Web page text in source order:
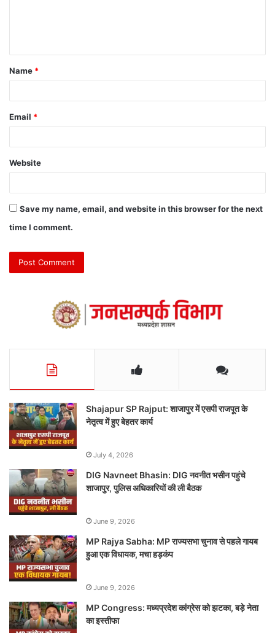
Name *
Email *
Website
Save my name, email, and website in this browser for the next
time I comment.
Shajapur SP Rajput: शाजापुर में एसपी राजपूत के
नेतृत्व में हुए बेहतर कार्य
July 4, 2026
DIG Navneet Bhasin: DIG नवनीत भसीन पहुंचे
शाजापुर, पुलिस अधिकारियों की ली बैठक
June 9, 2026
MP Rajya Sabha: MP राज्यसभा चुनाव से पहले गायब
हुआ एक विधायक, मचा हड़कंप
June 9, 2026
MP Congress: मध्यप्रदेश कांग्रेस को झटका, बड़े नेता
का इस्तीफा